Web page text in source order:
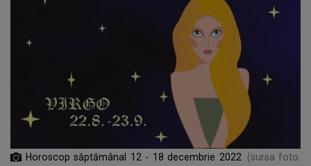
Horoscop săptămânal 12 - 18 decembrie 2022
(sursa foto: